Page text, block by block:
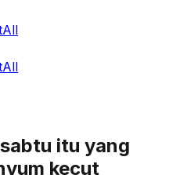
All
All
itu yang
kecut